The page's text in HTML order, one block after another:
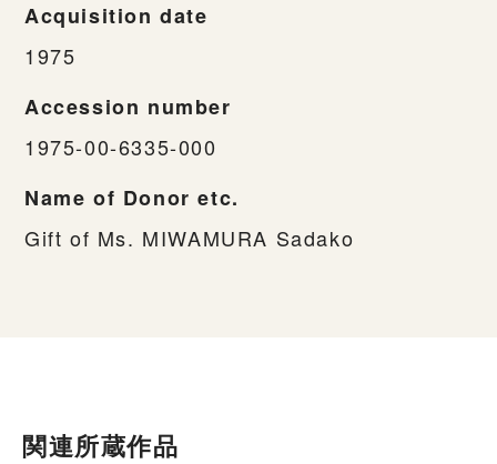
Acquisition date
1975
Accession number
1975-00-6335-000
Name of Donor etc.
Gift of Ms. MIWAMURA Sadako
関連所蔵作品